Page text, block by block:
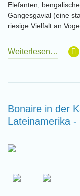
Elefanten,
Gangesgavial (eine
riesige Vielfalt an
Weiterlesen…
Bonaire in der
Lateinamerika